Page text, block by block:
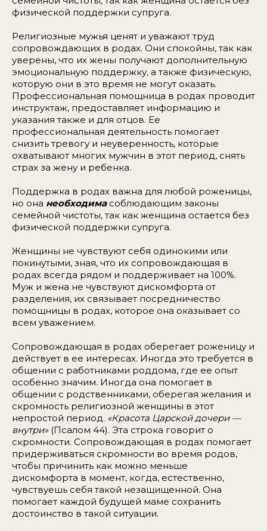
физической поддержки супруга.
Религиозные мужья ценят и уважают труд
сопровождающих в родах. Они спокойны, так как
уверены, что их жены получают дополнительную
эмоциональную поддержку, а также физическую,
которую они в это время не могут оказать.
Профессиональная помощница в родах проводит
инструктаж, предоставляет информацию и
указания также и для отцов. Ее
профессиональная деятельность помогает
снизить тревогу и неуверенность, которые
охватывают многих мужчин в этот период, снять
страх за жену и ребенка.
Поддержка в родах важна для любой роженицы,
но она необходимасоблюдающим законы
семейной чистоты,так как женщина остается без
физической поддержки супруга.
Женщины не чувствуют себя одинокими или
покинутыми, зная, что их сопровождающая в
родах всегда рядом и поддерживает на 100%.
Муж и жена не чувствуют дискомфорта от
разделения, их связывает посредничество
помощницы в родах, которое она оказывает со
всем уважением.
Сопровождающая в родах оберегает роженицу и
действует в ее интересах. Иногда это требуется в
общении с работниками роддома, где ее опыт
особенно значим. Иногда она помогает в
общении с родственниками, оберегая желания и
скромность религиозной женщины в этот
непростой период. «Красота Царской дочери —
внутри» (Псалом 44). Эта строка говорит о
скромности. Сопровождающая в родах помогает
придерживаться скромности во время родов,
чтобы причинить как можно меньше
дискомфорта в момент, когда, естественно,
чувствуешь себя такой незащищенной. Она
помогает каждой будущей маме сохранить
достоинство в такой ситуации.